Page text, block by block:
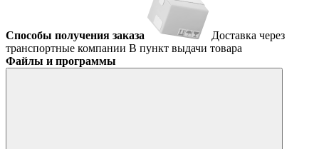
Способы получения заказа
Доставка через
транспортные компании В пункт выдачи товара
Файлы и программы